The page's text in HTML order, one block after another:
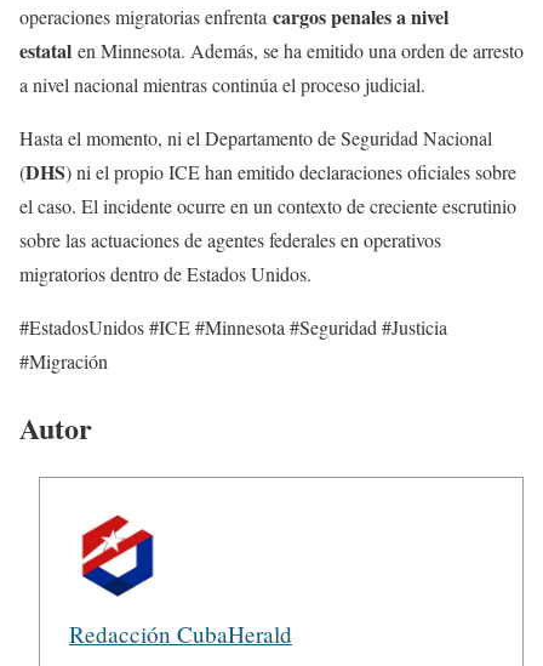
operaciones migratorias enfrenta cargos penales a nivel
estatal en Minnesota. Además, se ha emitido una orden de arresto
a nivel nacional mientras continúa el proceso judicial.
Hasta el momento, ni el Departamento de Seguridad Nacional
(DHS) ni el propio ICE han emitido declaraciones oficiales sobre
el caso. El incidente ocurre en un contexto de creciente escrutinio
sobre las actuaciones de agentes federales en operativos
migratorios dentro de Estados Unidos.
#EstadosUnidos #ICE #Minnesota #Seguridad #Justicia
#Migración
Autor
Redacción CubaHerald